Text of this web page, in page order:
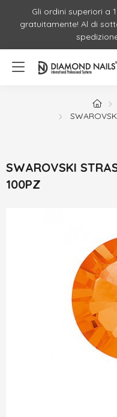
Gli ordini superiori a
gratuitamente! Al di
SWAROVSKI
100PZ